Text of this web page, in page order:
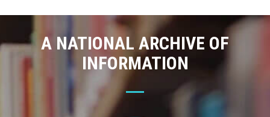
A NATIONAL ARCHIVE OF
INFORMATION